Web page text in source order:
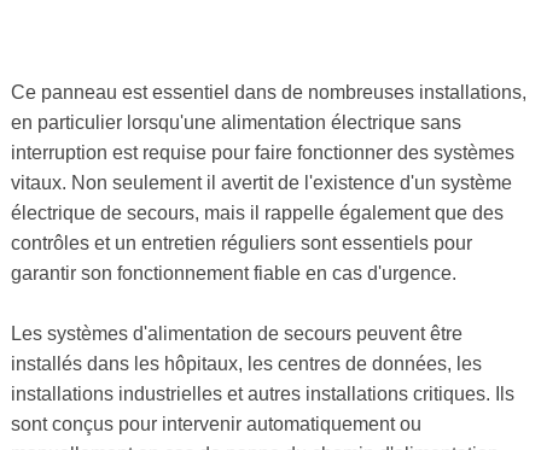
Ce panneau est essentiel dans de nombreuses installations,
en particulier lorsqu'une alimentation électrique sans
interruption est requise pour faire fonctionner des systèmes
vitaux. Non seulement il avertit de l'existence d'un système
électrique de secours, mais il rappelle également que des
contrôles et un entretien réguliers sont essentiels pour
garantir son fonctionnement fiable en cas d'urgence.
Les systèmes d'alimentation de secours peuvent être
installés dans les hôpitaux, les centres de données, les
installations industrielles et autres installations critiques. Ils
sont conçus pour intervenir automatiquement ou